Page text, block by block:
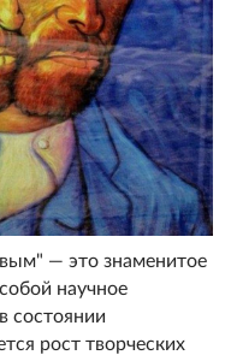
— это знаменитое
научное
состоянии
рост творческих